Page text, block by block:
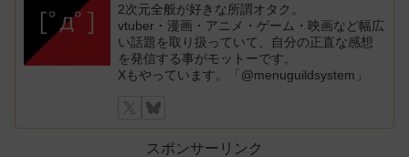
2次元全般が好きな所謂オタク。
vtuber・漫画・アニメ・ゲーム・映画など幅広
い話題を取り扱っていて、自分の正直な感想
を発信する事がモットーです。
Xもやっています。「@menuguildsystem」
スポンサーリンク